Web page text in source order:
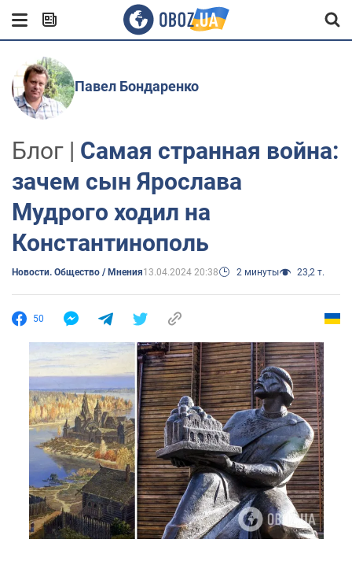
Павел Бондаренко
Блог | Самая странная война:
зачем сын Ярослава
Мудрого ходил на
Константинополь
Новости. Общество / Мнения13.04.2024 20:38 2 минуты 23,2 т.
50